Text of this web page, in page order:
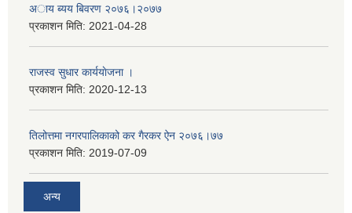
अाय ब्यय बिवरण २०७६।२०७७
प्रकाशन मिति: 2021-04-28
राजस्व सुधार कार्ययाेजना ।
प्रकाशन मिति: 2020-12-13
तिलोत्तमा नगरपालिकाको कर गैरकर ऐन २०७६।७७
प्रकाशन मिति: 2019-07-09
अन्य